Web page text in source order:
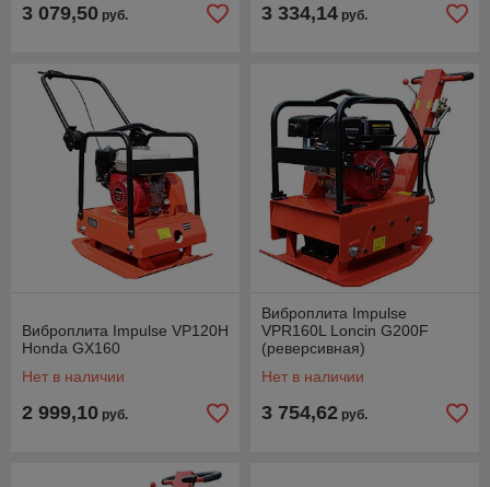
3 079,50 руб. 3 334,14 руб.
Виброплита Impulse VP120H
Honda GX160
Нет в наличии
2 999,10 руб.
Виброплита Impulse
VPR160L Loncin G200F
(реверсивная)
Нет в наличии
3 754,62 руб.